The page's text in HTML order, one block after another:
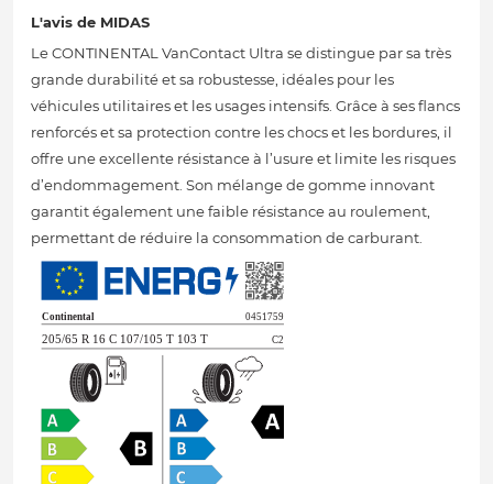
L'avis de MIDAS
Le CONTINENTAL VanContact Ultra se distingue par sa très
grande durabilité et sa robustesse, idéales pour les
véhicules utilitaires et les usages intensifs. Grâce à ses flancs
renforcés et sa protection contre les chocs et les bordures, il
offre une excellente résistance à l’usure et limite les risques
d’endommagement. Son mélange de gomme innovant
garantit également une faible résistance au roulement,
permettant de réduire la consommation de carburant.